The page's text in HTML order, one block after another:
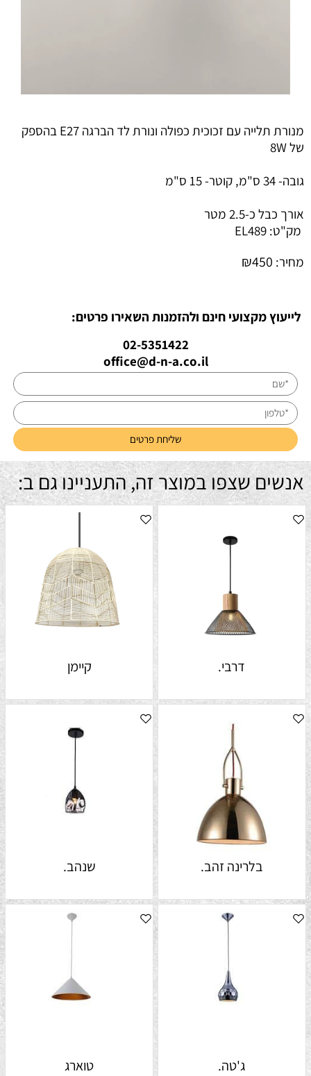
מנורת תלייה עם זכוכית כפולה ונורת לד הברגה E27 בהספק
של 8W
גובה- 34 ס"מ, קוטר- 15 ס"מ
אורך כבל כ-2.5 מטר
מק"ט: EL489
מחיר:
₪450
לייעוץ מקצועי חינם ולהזמנות השאירו פרטים:
02-5351422
office@d-n-a.co.il
אנשים שצפו במוצר זה, התעניינו גם ב:
דרבי. קיימן
בלרינה זהב. שנהב.
ג'טה. טוארג